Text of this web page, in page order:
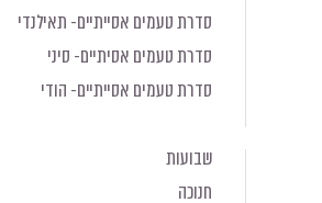
סדרת טעמים אסייתיים- תאילנדי
סדרת טעמים אסיתיים- סיני
סדרת טעמים אסייתיים- הודי
שבועות
חנוכה